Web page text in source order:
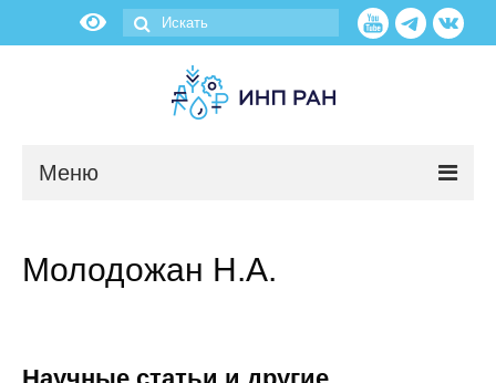
Меню
Молодожан Н.А.